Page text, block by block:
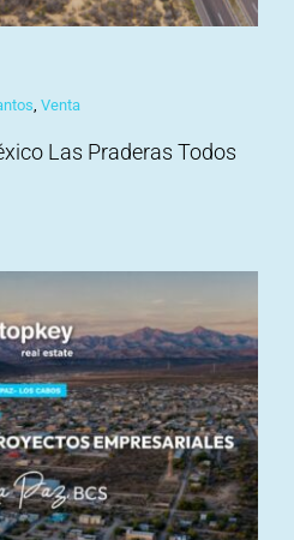
, Venta
Las Praderas Todos